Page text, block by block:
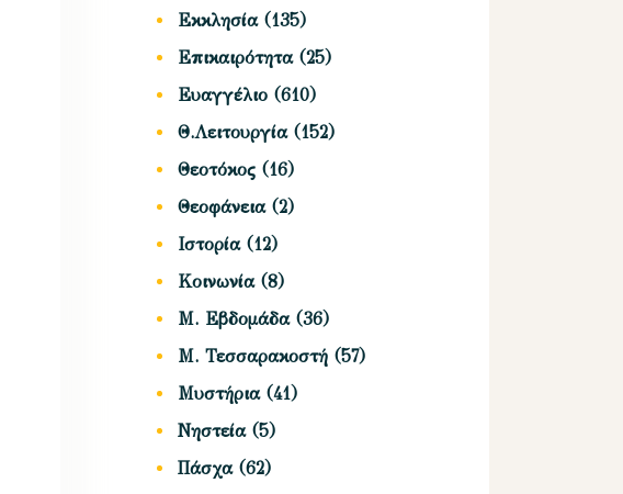
Εκκλησία(135)
Επικαιρότητα(25)
Ευαγγέλιο (610)
Θ.Λειτουργία(152)
Θεοτόκος (16)
Θεοφάνεια(2)
Ιστορία(12)
Κοινωνία(8)
Μ. Εβδομάδα(36)
Μ. Τεσσαρακοστή (57)
Μυστήρια(41)
Νηστεία(5)
Πάσχα(62)